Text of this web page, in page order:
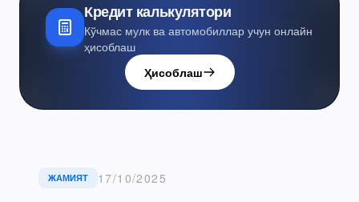
Кредит калькулятори
Кўчмас мулк ва автомобиллар учун онлайн
ҳисоблаш
Ҳисоблаш
ЖАМИЯТ 17/10/2025